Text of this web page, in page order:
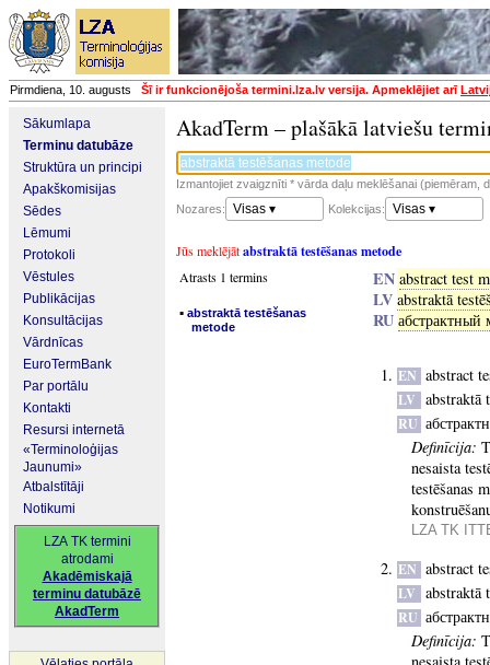
Pirmdiena, 10. augusts Šī ir funkcionējoša termini.lza.lv versija. Apmeklējiet arī
Sākumlapa
Terminu datubāze
Struktūra un principi
Apakškomisijas
Sēdes
Lēmumi
Protokoli
Vēstules
Publikācijas
Konsultācijas
Vārdnīcas
EuroTermBank
Par portālu
Kontakti
Resursi internetā
«Terminoloģijas
Jaunumi»
Atbalstītāji
Notikumi
LZA TK termini
atrodami
Akadēmiskajā
terminu datubāzē
AkadTerm
AkadTerm – plašākā latviešu
Izmantojiet zvaigznīti * vārda daļu meklēšanai (piemēram,
Nozares:
Visas ▾ Kolekcijas: Visas ▾
Jūs meklējātabstraktā testēšanas metode
Atrasts 1 termins
▪ abstraktā testēšanas
metode
EN abstract test
LV abstraktā
RU абстрактный
EN abstract
LV abstraktā
RU
Definīcija:
nesaista
testēšanas
LZA TK
EN abstract
LV abstraktā
RU
Definīcija: